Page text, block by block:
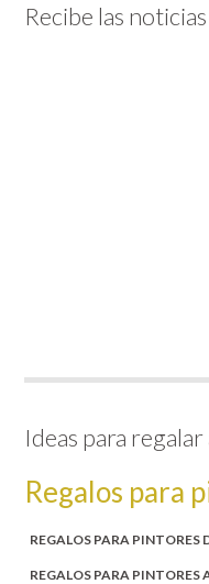
Recibe las
Ideas para
Regalos para
REGALOS PARA PINTORES
REGALOS PARA PINTORES